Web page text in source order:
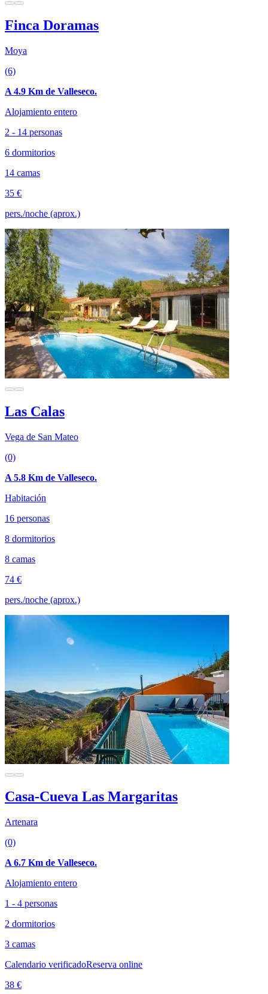
Finca Doramas
Moya
(6)
A 4.9 Km de Valleseco.
Alojamiento entero
2 - 14 personas
6 dormitorios
14 camas
35 €
pers./noche (aprox.)
Las Calas
Vega de San Mateo
(0)
A 5.8 Km de Valleseco.
Habitación
16 personas
8 dormitorios
8 camas
74 €
pers./noche (aprox.)
Casa-Cueva Las Margaritas
Artenara
(0)
A 6.7 Km de Valleseco.
Alojamiento entero
1 - 4 personas
2 dormitorios
3 camas
Calendario verificadoReserva online
38 €